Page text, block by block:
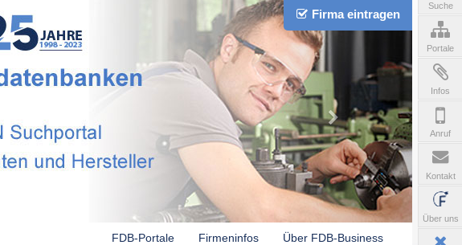
Firma eintragen
FDB-Portale Firmeninfos Über FDB-Business
Suche
Portale
Infos
Anruf
Kontakt
Über uns